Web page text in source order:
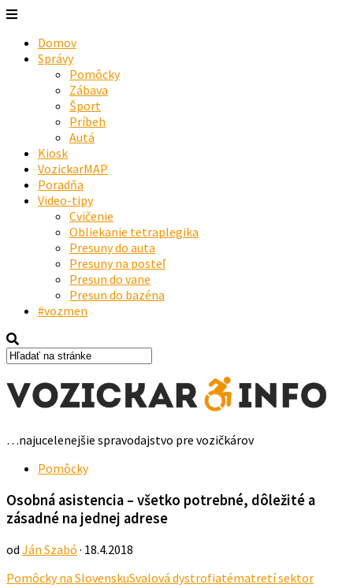
Domov
Správy
Pomôcky
Zábava
Šport
Príbeh
Autá
Kiosk
VozickarMAP
Poradňa
Video-tipy
Cvičenie
Obliekanie tetraplegika
Presuny do auta
Presuny na posteľ
Presun do vane
Presun do bazéna
#vozmen
…najucelenejšie spravodajstvo pre vozičkárov
Pomôcky
Osobná asistencia – všetko potrebné, dôležité a
zásadné na jednej adrese
od Ján Szabó · 18.4.2018
Pomôcky na SlovenskuSvalová dystrofiatématretí sektor